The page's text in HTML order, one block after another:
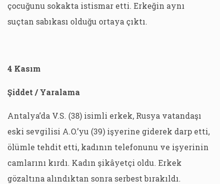
çocuğunu sokakta istismar etti. Erkeğin aynı
suçtan sabıkası olduğu ortaya çıktı.
4 Kasım
Şiddet / Yaralama
Antalya’da V.S. (38) isimli erkek, Rusya vatandaşı
eski sevgilisi A.O.’yu (39) işyerine giderek darp etti,
ölümle tehdit etti, kadının telefonunu ve işyerinin
camlarını kırdı. Kadın şikâyetçi oldu. Erkek
gözaltına alındıktan sonra serbest bırakıldı.